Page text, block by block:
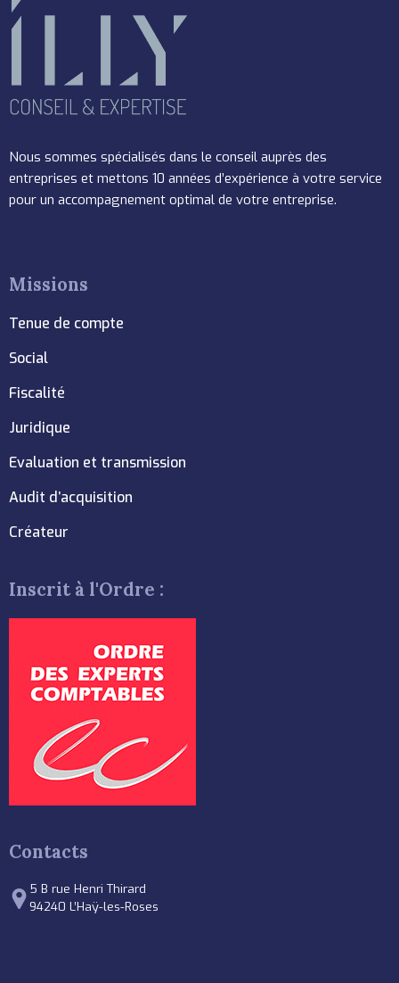
Nous sommes spécialisés dans le conseil auprès des
entreprises et mettons 10 années d’expérience à votre service
pour un accompagnement optimal de votre entreprise.
Missions
Tenue de compte
Social
Fiscalité
Juridique
Evaluation et transmission
Audit d’acquisition
Créateur
Inscrit à l'Ordre :
Contacts
5 B rue Henri Thirard
94240 L’Haÿ-les-Roses